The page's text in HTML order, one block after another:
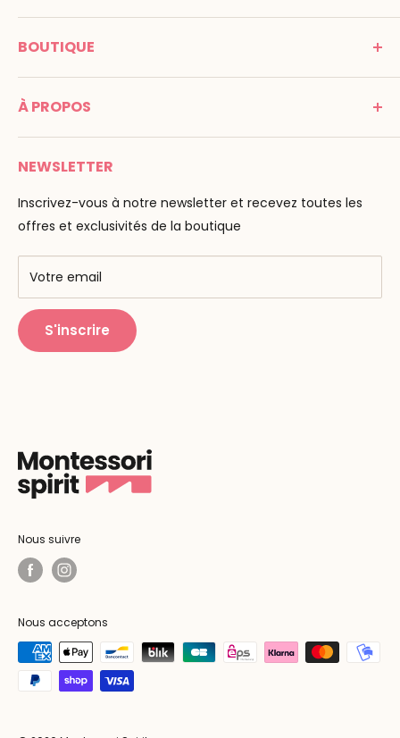
MONTESSORI SPIRIT
Promenade Jean Dalba
Tél : 05 53 61 21 26
Email :info@montessori-spirit.com
BOUTIQUE
C G V
Mentions légales
Paiement
Livraison
F.A.Q
À PROPOS
Montessori Spirit
Maria Montessori
La pédagogie
Nos marques
Centres de formation
Public Montessori
NEWSLETTER
Inscrivez-vous à notre newsletter et recevez toutes les
offres et exclusivités de la boutique
Votre email
S'inscrire
Nous suivre
Nous acceptons